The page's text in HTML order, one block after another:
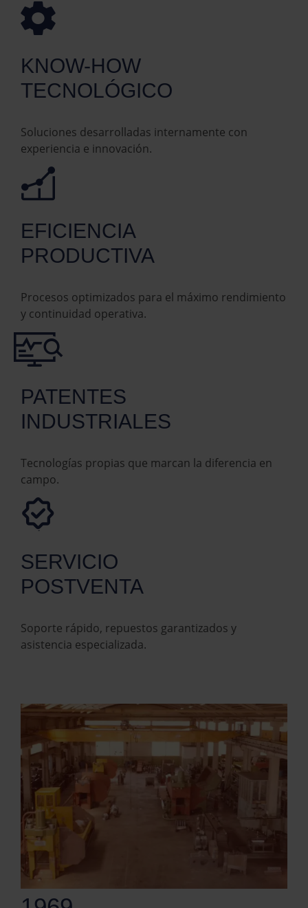
KNOW-HOW
TECNOLÓGICO
Soluciones desarrolladas internamente con
experiencia e innovación.
EFICIENCIA
PRODUCTIVA
Procesos optimizados para el máximo rendimiento
y continuidad operativa.
PATENTES
INDUSTRIALES
Tecnologías propias que marcan la diferencia en
campo.
SERVICIO
POSTVENTA
Soporte rápido, repuestos garantizados y
asistencia especializada.